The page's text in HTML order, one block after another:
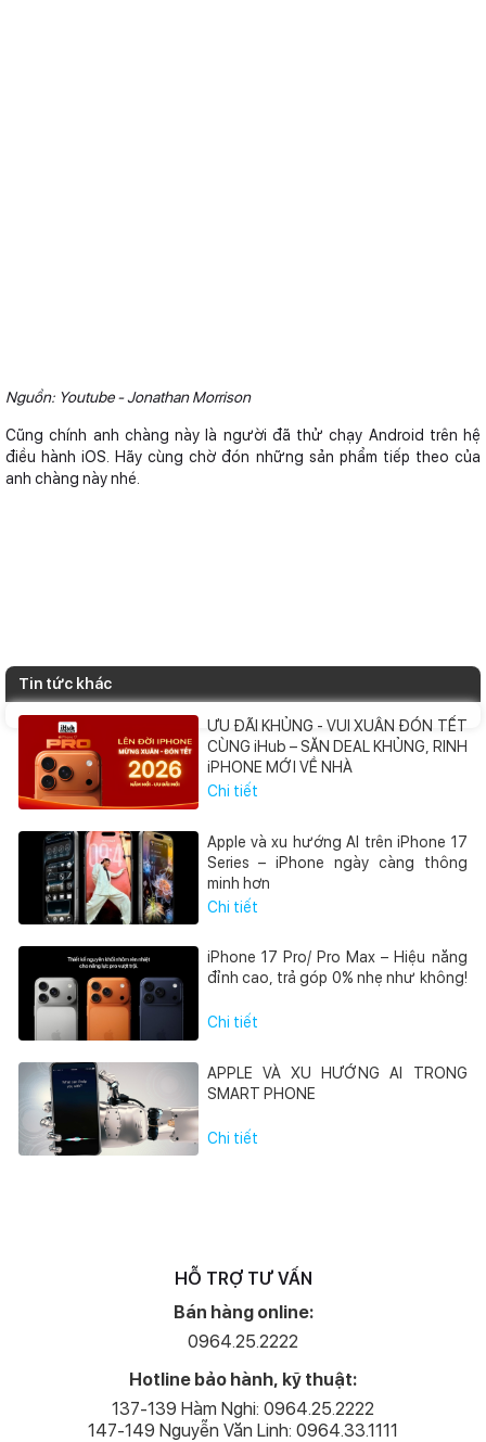
Nguồn: Youtube - Jonathan Morrison
Cũng chính anh chàng này là người đã thử chạy Android trên hệ
điều hành iOS. Hãy cùng chờ đón những sản phẩm tiếp theo của
anh chàng này nhé.
Tin tức khác
ƯU ĐÃI KHỦNG - VUI XUÂN ĐÓN TẾT
CÙNG iHub – SĂN DEAL KHỦNG, RINH
iPHONE MỚI VỀ NHÀ
Chi tiết
Apple và xu hướng AI trên iPhone 17
Series – iPhone ngày càng thông
minh hơn
Chi tiết
iPhone 17 Pro/ Pro Max – Hiệu năng
đỉnh cao, trả góp 0% nhẹ như không!
Chi tiết
APPLE VÀ XU HƯỚNG AI TRONG
SMART PHONE
Chi tiết
HỖ TRỢ TƯ VẤN
Bán hàng online:
0964.25.2222
Hotline bảo hành, kỹ thuật:
137-139 Hàm Nghi: 0964.25.2222
147-149 Nguyễn Văn Linh: 0964.33.1111